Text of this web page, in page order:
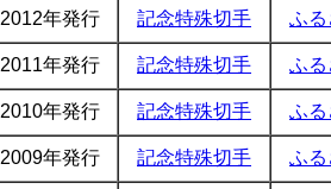
2012年発行 記念特殊切手 ふ
2011年発行 記念特殊切手 ふ
2010年発行 記念特殊切手 ふ
2009年発行 記念特殊切手 ふ